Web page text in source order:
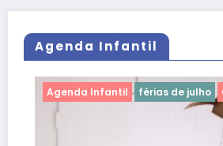
Agenda Infantil
Agenda Infantil férias de julho